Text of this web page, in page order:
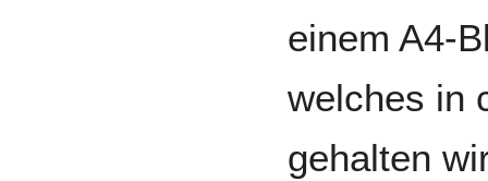
einem A4-
welches in
gehalten